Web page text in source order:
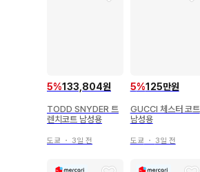
5%133,804원
TODD SNYDER 트
렌치코트 남성용
도쿄 ・ 3일 전
5%125만원
GUCCI 체스터 코트
남성용
도쿄 ・ 3일 전